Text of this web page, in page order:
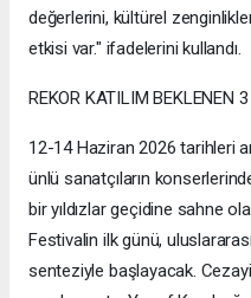
değerlerini, kültürel
etkisi var." ifadelerini kullandı.
REKOR KATILIM BEKLENEN
12-14 Haziran 2026 tarihleri
ünlü sanatçıların
bir yıldızlar geçidine sahne
Festivalin ilk günü,
senteziyle başlayacak.